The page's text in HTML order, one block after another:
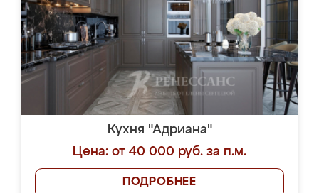
Кухня "Адриана"
Цена: от 40 000 руб. за п.м.
ПОДРОБНЕЕ